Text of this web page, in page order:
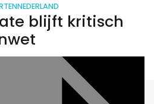
NEDERLAND
blijft kritisch